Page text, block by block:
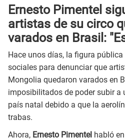
Ernesto Pimentel
artistas de su circo
varados en Brasil:
Hace unos días, la figura
sociales para denunciar que
Mongolia quedaron varados en
imposibilitados de poder subir a
país natal debido a que la
trabas.
Ahora, Ernesto Pimentel habló